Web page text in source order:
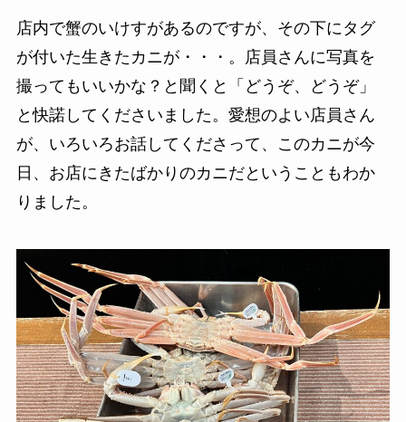
店内で蟹のいけすがあるのですが、その下にタグ
が付いた生きたカニが・・・。店員さんに写真を
撮ってもいいかな？と聞くと「どうぞ、どうぞ」
と快諾してくださいました。愛想のよい店員さん
が、いろいろお話してくださって、このカニが今
日、お店にきたばかりのカニだということもわか
りました。